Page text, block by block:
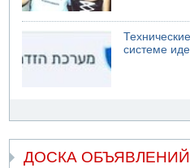
системе
ДОСКА ОБЪЯВЛЕНИЙ